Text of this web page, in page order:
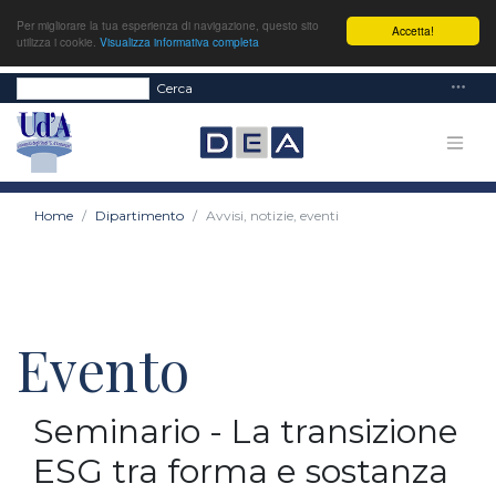
Accetta!
Per migliorare la tua esperienza di navigazione, questo sito
utilizza i cookie. Visualizza informativa completa
Cerca
Home Dipartimento Avvisi, notizie, eventi
Evento
Seminario - La transizione
ESG tra forma e sostanza